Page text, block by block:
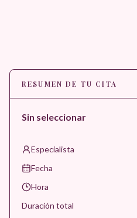
RESUMEN DE TU CITA
Sin seleccionar
Especialista
Fecha
Hora
Duración total